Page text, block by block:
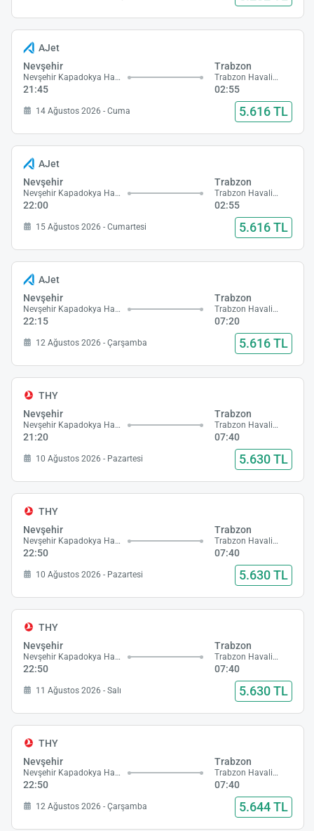
AJet
Nevşehir
Nevşehir Kapadokya Havalimanı
21:45
Trabzon
Trabzon Havalimanı
02:55
14 Ağustos 2026 - Cuma 5.616 TL
AJet
Nevşehir
Nevşehir Kapadokya Havalimanı
22:00
Trabzon
Trabzon Havalimanı
02:55
15 Ağustos 2026 - Cumartesi 5.616 TL
AJet
Nevşehir
Nevşehir Kapadokya Havalimanı
22:15
Trabzon
Trabzon Havalimanı
07:20
12 Ağustos 2026 - Çarşamba 5.616 TL
THY
Nevşehir
Nevşehir Kapadokya Havalimanı
21:20
Trabzon
Trabzon Havalimanı
07:40
10 Ağustos 2026 - Pazartesi 5.630 TL
THY
Nevşehir
Nevşehir Kapadokya Havalimanı
22:50
Trabzon
Trabzon Havalimanı
07:40
10 Ağustos 2026 - Pazartesi 5.630 TL
THY
Nevşehir
Nevşehir Kapadokya Havalimanı
22:50
Trabzon
Trabzon Havalimanı
07:40
11 Ağustos 2026 - Salı 5.630 TL
THY
Nevşehir
Nevşehir Kapadokya Havalimanı
22:50
Trabzon
Trabzon Havalimanı
07:40
12 Ağustos 2026 - Çarşamba 5.644 TL